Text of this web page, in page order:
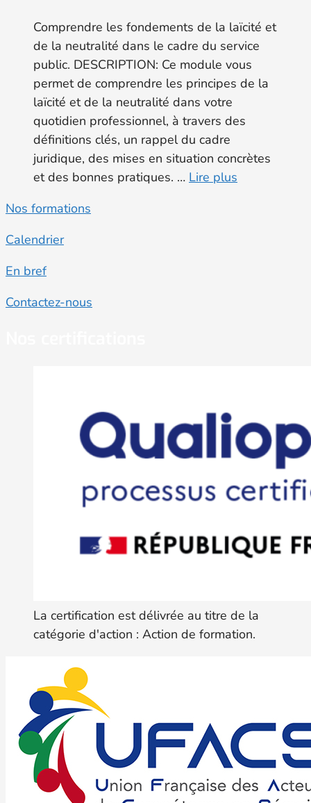
Comprendre les fondements de la laïcité et
de la neutralité dans le cadre du service
public. DESCRIPTION: Ce module vous
permet de comprendre les principes de la
laïcité et de la neutralité dans votre
quotidien professionnel, à travers des
définitions clés, un rappel du cadre
juridique, des mises en situation concrètes
et des bonnes pratiques. … Lire plus
Nos formations
Calendrier
En bref
Contactez-nous
La certification est délivrée au titre de la
catégorie d'action : Action de formation.